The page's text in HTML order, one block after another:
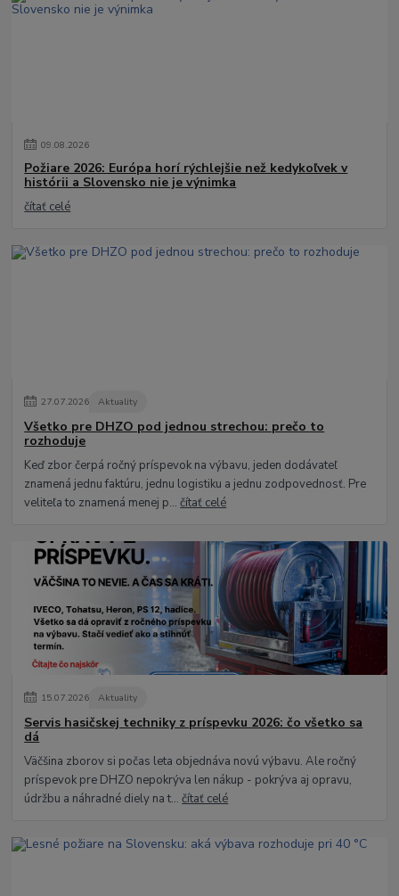
09.08.2026
Požiare 2026: Európa horí rýchlejšie než kedykoľvek v
histórii a Slovensko nie je výnimka
čítať celé
27.07.2026 Aktuality
Všetko pre DHZO pod jednou strechou: prečo to
rozhoduje
Keď zbor čerpá ročný príspevok na výbavu, jeden dodávateľ
znamená jednu faktúru, jednu logistiku a jednu zodpovednosť. Pre
veliteľa to znamená menej p...čítať celé
15.07.2026 Aktuality
Servis hasičskej techniky z príspevku 2026: čo všetko sa
dá
Väčšina zborov si počas leta objednáva novú výbavu. Ale ročný
príspevok pre DHZO nepokrýva len nákup - pokrýva aj opravu,
údržbu a náhradné diely na t...čítať celé